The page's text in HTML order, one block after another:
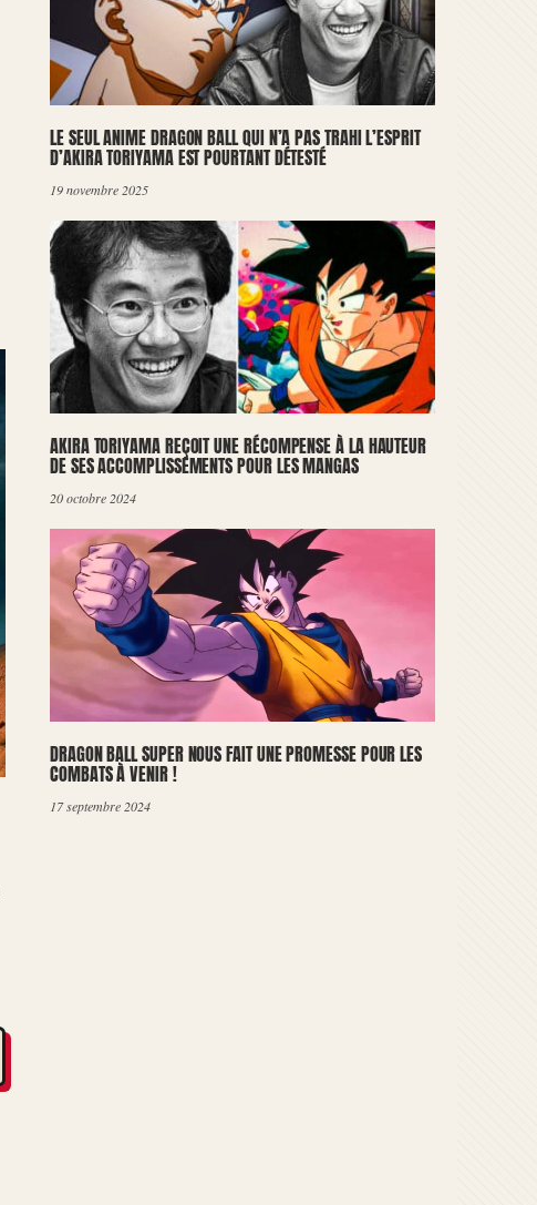
LE SEUL ANIME DRAGON BALL QUI N’A PAS TRAHI L’ESPRIT
D’AKIRA TORIYAMA EST POURTANT DÉTESTÉ
19 novembre 2025
AKIRA TORIYAMA REÇOIT UNE RÉCOMPENSE À LA HAUTEUR
DE SES ACCOMPLISSEMENTS POUR LES MANGAS
20 octobre 2024
DRAGON BALL SUPER NOUS FAIT UNE PROMESSE POUR LES
COMBATS À VENIR !
17 septembre 2024